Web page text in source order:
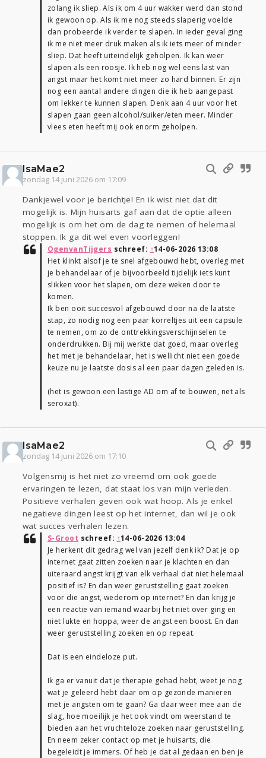
zolang ik sliep. Als ik om 4 uur wakker werd dan stond
ik gewoon op. Als ik me nog steeds slaperig voelde
dan probeerde ik verder te slapen. In ieder geval ging
ik me niet meer druk maken als ik iets meer of minder
sliep. Dat heeft uiteindelijk geholpen. Ik kan weer
slapen als een roosje. Ik heb nog wel eens last van
angst maar het komt niet meer zo hard binnen. Er zijn
nog een aantal andere dingen die ik heb aangepast
om lekker te kunnen slapen. Denk aan 4 uur voor het
slapen gaan geen alcohol/suiker/eten meer. Minder
vlees eten heeft mij ook enorm geholpen.
IsaMae2
zondag 14 juni 2026 om 17:09
Dankjewel voor je berichtje! En ik wist niet dat dit
mogelijk is. Mijn huisarts gaf aan dat de optie alleen
mogelijk is om het om de dag te nemen of helemaal
stoppen. Ik ga dit wel even voorleggen!
OgenvanTijgers schreef: ↑14-06-2026 13:08
Het klinkt alsof je te snel afgebouwd hebt, overleg met
je behandelaar of je bijvoorbeeld tijdelijk iets kunt
slikken voor het slapen, om deze weken door te
komen.
Ik ben ooit succesvol afgebouwd door na de laatste
stap, zo nodig nog een paar korreltjes uit een capsule
te nemen, om zo de onttrekkingsverschijnselen te
onderdrukken. Bij mij werkte dat goed, maar overleg
het met je behandelaar, het is wellicht niet een goede
keuze nu je laatste dosis al een paar dagen geleden is.
(het is gewoon een lastige AD om af te bouwen, net als
seroxat).
IsaMae2
zondag 14 juni 2026 om 17:10
Volgensmij is het niet zo vreemd om ook goede
ervaringen te lezen, dat staat los van mijn verleden.
Positieve verhalen geven ook wat hoop. Als je enkel
negatieve dingen leest op het internet, dan wil je ook
wat succes verhalen lezen.
S-Groot schreef: ↑14-06-2026 13:04
Je herkent dit gedrag wel van jezelf denk ik? Dat je op
internet gaat zitten zoeken naar je klachten en dan
uiteraard angst krijgt van elk verhaal dat niet helemaal
positief is? En dan weer geruststelling gaat zoeken
voor die angst, wederom op internet? En dan krijg je
een reactie van iemand waarbij het niet over ging en
niet lukte en hoppa, weer de angst een boost. En dan
weer geruststelling zoeken en op repeat.
Dat is een eindeloze put.
Ik ga er vanuit dat je therapie gehad hebt, weet je nog
wat je geleerd hebt daar om op gezonde manieren
met je angsten om te gaan? Ga daar weer mee aan de
slag, hoe moeilijk je het ook vindt om weerstand te
bieden aan het vruchteloze zoeken naar geruststelling.
En neem zeker contact op met je huisarts, die
begeleidt je immers. Of heb je dat al gedaan en ben je